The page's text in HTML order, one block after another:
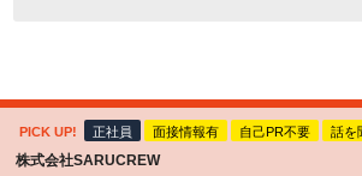
PICK UP! 正社員 面接情報有 自己PR不要 話を
株式会社SARUCREW